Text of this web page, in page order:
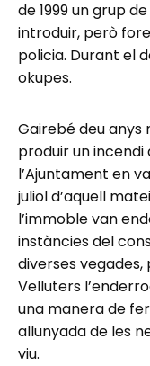
de 1999 un grup
introduir, però
policia. Durant el
okupes.
Gairebé deu anys
produir un incendi
l’Ajuntament en
juliol d’aquell
l’immoble van
instàncies del
diverses
Velluters
una manera de
allunyada de les
viu.